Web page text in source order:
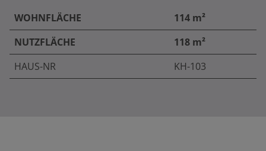
WOHNFLÄCHE
114 m²
NUTZFLÄCHE
118 m²
HAUS-NR
KH-103